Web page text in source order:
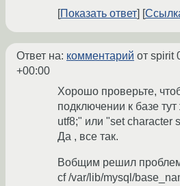
Показать ответ
Ответ на: комментарий от spirit
+00:00
Хорошо проверьте,
подключении к базе
utf8;" или "set character
Да , все так.
Вобщим решил
cf /var/lib/mysql/